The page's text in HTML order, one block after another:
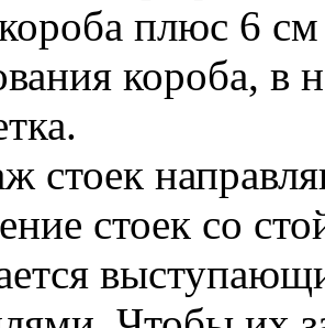
плюс 6
короба, в
стоек
стоек со